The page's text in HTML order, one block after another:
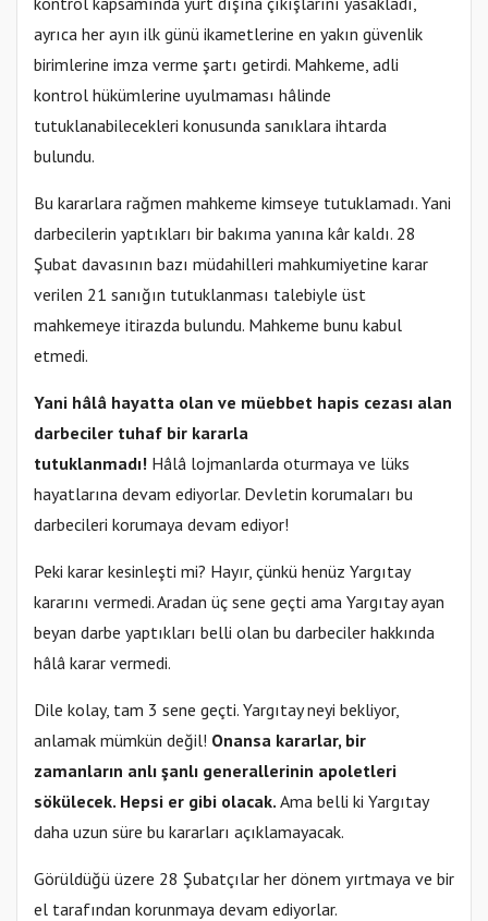
ayrıca her ayın ilk günü ikametlerine en yakın güvenlik
birimlerine imza verme şartı getirdi. Mahkeme, adli
kontrol hükümlerine uyulmaması hâlinde
tutuklanabilecekleri konusunda sanıklara ihtarda
bulundu.
Bu kararlara rağmen mahkeme kimseye tutuklamadı. Yani
darbecilerin yaptıkları bir bakıma yanına kâr kaldı. 28
Şubat davasının bazı müdahilleri mahkumiyetine karar
verilen 21 sanığın tutuklanması talebiyle üst
mahkemeye itirazda bulundu. Mahkeme bunu kabul
etmedi.
Yani hâlâ hayatta olan ve müebbet hapis cezası alan
darbeciler tuhaf bir kararla
tutuklanmadı! Hâlâ lojmanlarda oturmaya ve lüks
hayatlarına devam ediyorlar. Devletin korumaları bu
darbecileri korumaya devam ediyor!
Peki karar kesinleşti mi? Hayır, çünkü henüz Yargıtay
kararını vermedi. Aradan üç sene geçti ama Yargıtay ayan
beyan darbe yaptıkları belli olan bu darbeciler hakkında
hâlâ karar vermedi.
Dile kolay, tam 3 sene geçti. Yargıtay neyi bekliyor,
anlamak mümkün değil! Onansa kararlar, bir
zamanların anlı şanlı generallerinin apoletleri
sökülecek. Hepsi er gibi olacak. Ama belli ki Yargıtay
daha uzun süre bu kararları açıklamayacak.
Görüldüğü üzere 28 Şubatçılar her dönem yırtmaya ve bir
el tarafından korunmaya devam ediyorlar.